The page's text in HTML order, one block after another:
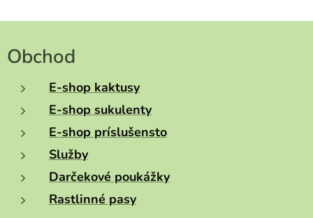
Obchod
E-shop kaktusy
E-shop sukulenty
E-shop príslušensto
Služby
Darčekové poukážky
Rastlinné pasy